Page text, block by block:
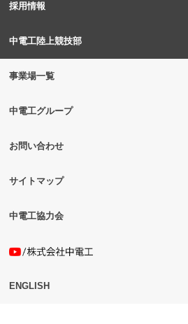
採用情報
中電工陸上競技部
事業場一覧
中電工グループ
お問い合わせ
サイトマップ
中電工協力会
ENGLISH